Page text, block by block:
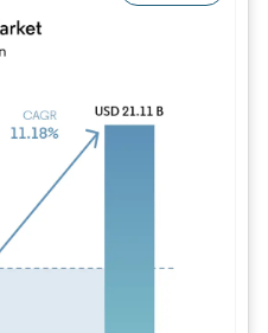
Bild © Mordor Intelligence.